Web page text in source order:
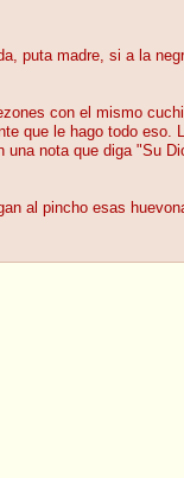
puta madre, si a la
con el mismo
que le hago todo eso.
una nota que diga "Su
al pincho esas